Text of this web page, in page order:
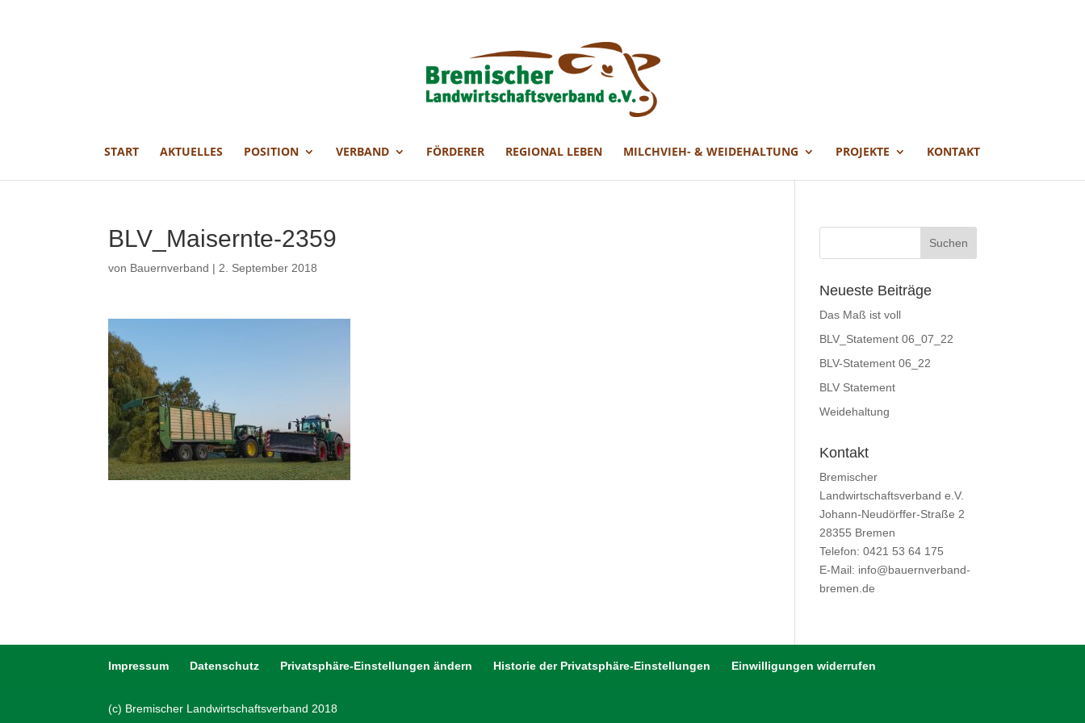
START AKTUELLES POSITION VERBAND FÖRDERER REGIONAL LEBEN MILCHVIEH- & WEIDEHALTUNG PROJEKTE KONTAKT
BLV_Maisernte-2359
von Bauernverband | 2. September 2018
Neueste Beiträge
Das Maß ist voll
BLV_Statement 06_07_22
BLV-Statement 06_22
BLV Statement
Weidehaltung
Kontakt
Bremischer
Landwirtschaftsverband e.V.
Johann-Neudörffer-Straße 2
28355 Bremen
Telefon: 0421 53 64 175
E-Mail: info@bauernverband-
bremen.de
Impressum Datenschutz Privatsphäre-Einstellungen ändern Historie der Privatsphäre-Einstellungen Einwilligungen widerrufen
(c) Bremischer Landwirtschaftsverband 2018